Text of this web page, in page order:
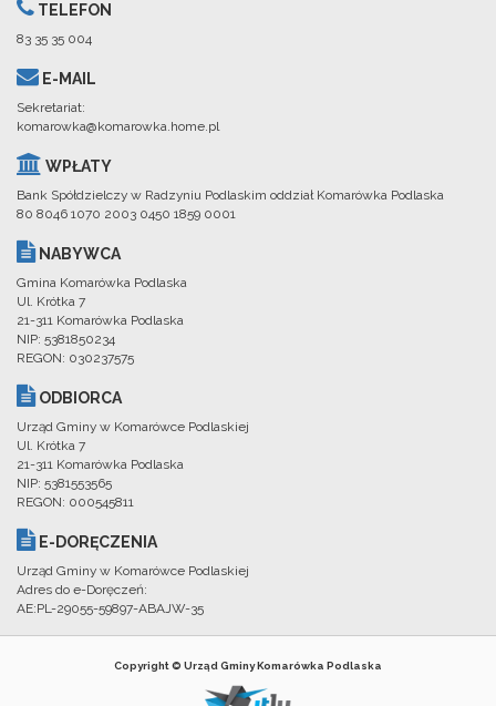
TELEFON
83 35 35 004
E-MAIL
Sekretariat:
komarowka@komarowka.home.pl
WPŁATY
Bank Spółdzielczy w Radzyniu Podlaskim oddział Komarówka Podlaska
80 8046 1070 2003 0450 1859 0001
NABYWCA
Gmina Komarówka Podlaska
Ul. Krótka 7
21-311 Komarówka Podlaska
NIP: 5381850234
REGON: 030237575
ODBIORCA
Urząd Gminy w Komarówce Podlaskiej
Ul. Krótka 7
21-311 Komarówka Podlaska
NIP: 5381553565
REGON: 000545811
E-DORĘCZENIA
Urząd Gminy w Komarówce Podlaskiej
Adres do e-Doręczeń:
AE:PL-29055-59897-ABAJW-35
Copyright © Urząd Gminy Komarówka Podlaska